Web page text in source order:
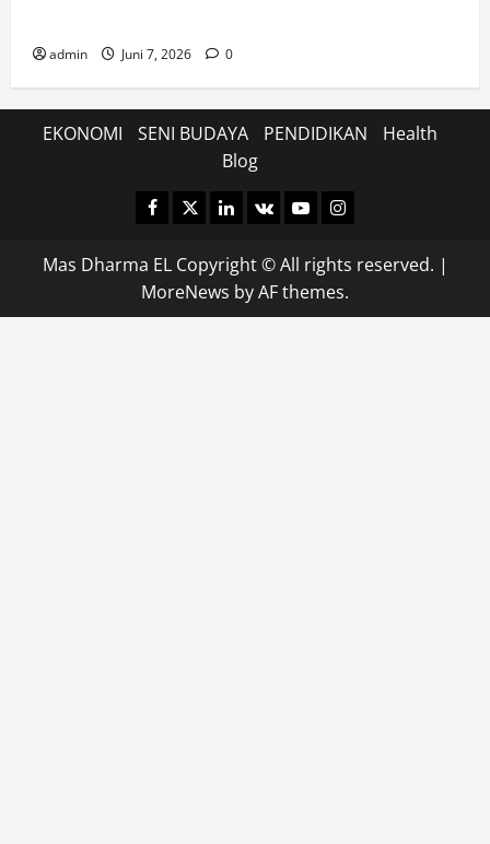
admin Juni 7, 2026 0
EKONOMI SENI BUDAYA PENDIDIKAN
Health
Blog
Facebook
TwitterLinkedin
VK YoutubeInstagram
Mas Dharma EL Copyright © All rights reserved. |
MoreNews by AF themes.